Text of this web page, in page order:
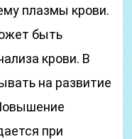
плазмы крови.
быть
крови. В
на развитие
при